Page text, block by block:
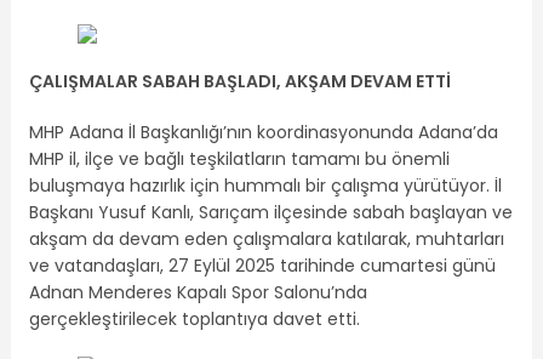
ÇALIŞMALAR SABAH BAŞLADI, AKŞAM DEVAM ETTİ
MHP Adana İl Başkanlığı’nın koordinasyonunda Adana’da
MHP il, ilçe ve bağlı teşkilatların tamamı bu önemli
buluşmaya hazırlık için hummalı bir çalışma yürütüyor. İl
Başkanı Yusuf Kanlı, Sarıçam ilçesinde sabah başlayan ve
akşam da devam eden çalışmalara katılarak, muhtarları
ve vatandaşları, 27 Eylül 2025 tarihinde cumartesi günü
Adnan Menderes Kapalı Spor Salonu’nda
gerçekleştirilecek toplantıya davet etti.